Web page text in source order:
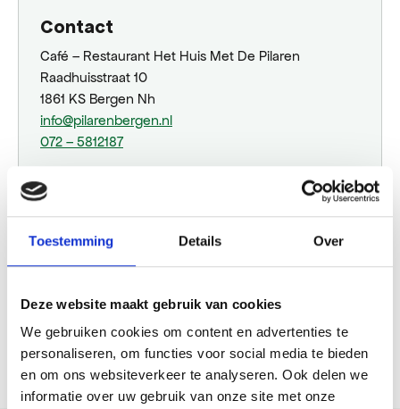
Toestemming Details Over
Deze website maakt gebruik van cookies
We gebruiken cookies om content en advertenties te
personaliseren, om functies voor social media te bieden
en om ons websiteverkeer te analyseren. Ook delen we
informatie over uw gebruik van onze site met onze
Contact
Café – Restaurant Het Huis Met De Pilaren
Raadhuisstraat 10
1861 KS Bergen Nh
info@pilarenbergen.nl
072 – 5812187